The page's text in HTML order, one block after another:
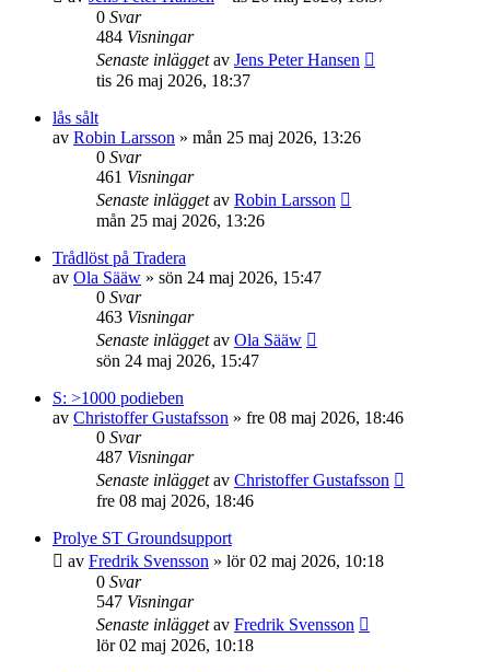
0 Svar
484 Visningar
Senaste inläggetav Jens Peter Hansen
tis 26 maj 2026, 18:37
lås sålt
av Robin Larsson » mån 25 maj 2026, 13:26
0 Svar
461 Visningar
Senaste inläggetav Robin Larsson
mån 25 maj 2026, 13:26
Trådlöst på Tradera
av Ola Sääw » sön 24 maj 2026, 15:47
0 Svar
463 Visningar
Senaste inläggetav Ola Sääw
sön 24 maj 2026, 15:47
S: >1000 podieben
av Christoffer Gustafsson » fre 08 maj 2026, 18:46
0 Svar
487 Visningar
Senaste inläggetav Christoffer Gustafsson
fre 08 maj 2026, 18:46
Prolye ST Groundsupport
av Fredrik Svensson » lör 02 maj 2026, 10:18
0 Svar
547 Visningar
Senaste inläggetav Fredrik Svensson
lör 02 maj 2026, 10:18